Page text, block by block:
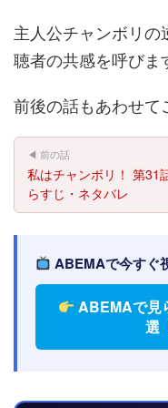
主人公チャンボリ
聴者の共感を呼びま
前後の話もあわせて
◀ 前の話
私はチャンボリ！ 第31
らすじ・ネタバレ
ABEMAで今すぐ
ABEMAで見
選